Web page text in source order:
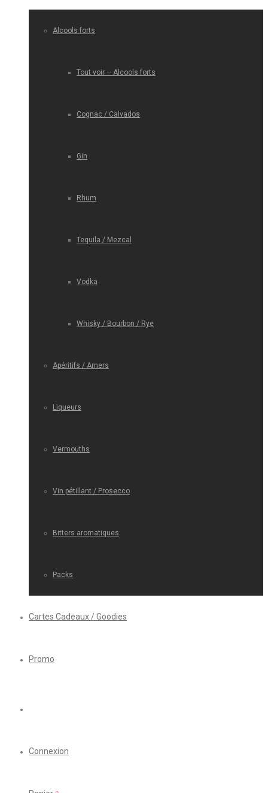
Alcools forts
Tout voir – Alcools forts
Cognac / Calvados
Gin
Rhum
Tequila / Mezcal
Vodka
Whisky / Bourbon / Rye
Apéritifs / Amers
Liqueurs
Vermouths
Vin pétillant / Prosecco
Bitters aromatiques
Packs
Cartes Cadeaux / Goodies
Promo
Connexion